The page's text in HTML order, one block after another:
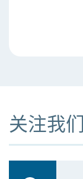
关注我们